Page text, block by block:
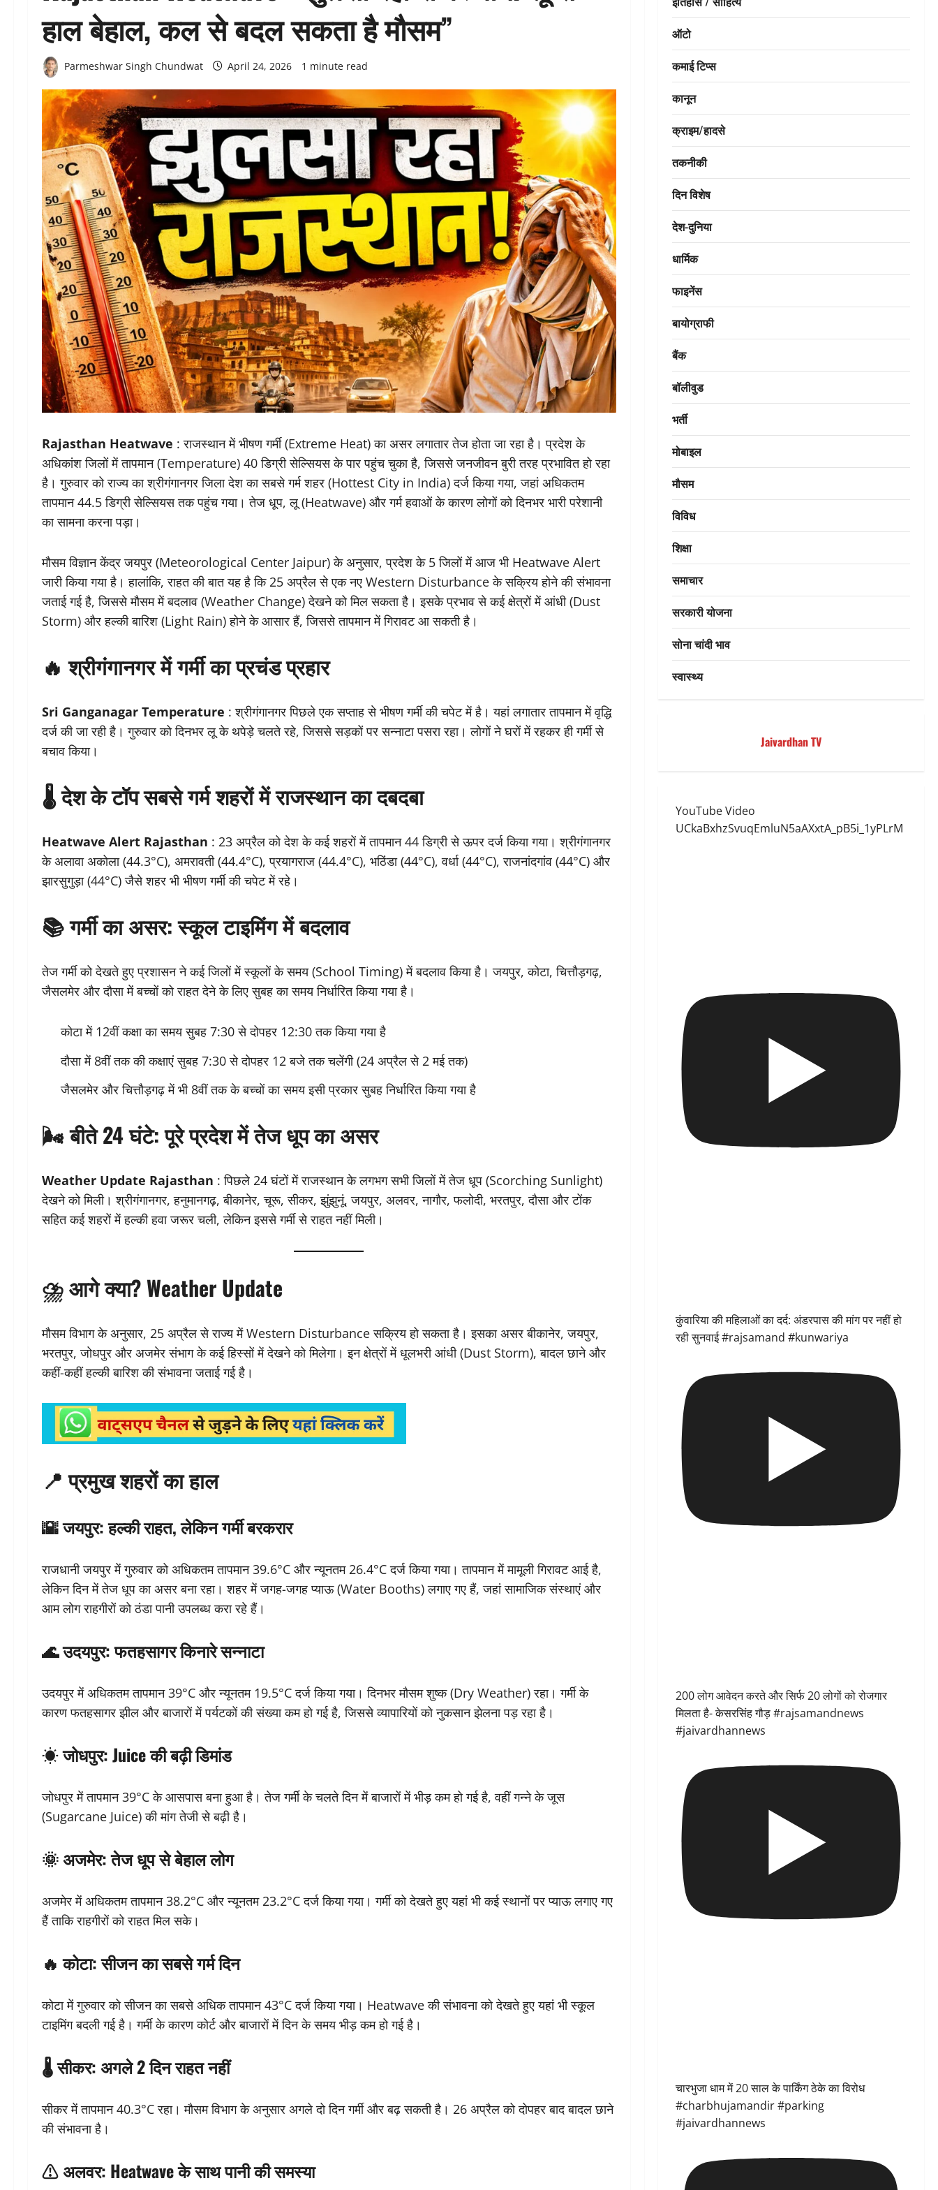
हाल बेहाल, कल से बदल सकता है मौसम”
Parmeshwar Singh Chundwat April 24, 2026 1 minute read
Rajasthan Heatwave : राजस्थान में भीषण गर्मी (Extreme Heat) का असर लगातार तेज होता जा रहा है। प्रदेश के
अधिकांश जिलों में तापमान (Temperature) 40 डिग्री सेल्सियस के पार पहुंच चुका है, जिससे जनजीवन बुरी तरह प्रभावित हो रहा
है। गुरुवार को राज्य का श्रीगंगानगर जिला देश का सबसे गर्म शहर (Hottest City in India) दर्ज किया गया, जहां अधिकतम
तापमान 44.5 डिग्री सेल्सियस तक पहुंच गया। तेज धूप, लू (Heatwave) और गर्म हवाओं के कारण लोगों को दिनभर भारी परेशानी
का सामना करना पड़ा।
मौसम विज्ञान केंद्र जयपुर (Meteorological Center Jaipur) के अनुसार, प्रदेश के 5 जिलों में आज भी Heatwave Alert
जारी किया गया है। हालांकि, राहत की बात यह है कि 25 अप्रैल से एक नए Western Disturbance के सक्रिय होने की संभावना
जताई गई है, जिससे मौसम में बदलाव (Weather Change) देखने को मिल सकता है। इसके प्रभाव से कई क्षेत्रों में आंधी (Dust
Storm) और हल्की बारिश (Light Rain) होने के आसार हैं, जिससे तापमान में गिरावट आ सकती है।
🔥 श्रीगंगानगर में गर्मी का प्रचंड प्रहार
Sri Ganganagar Temperature : श्रीगंगानगर पिछले एक सप्ताह से भीषण गर्मी की चपेट में है। यहां लगातार तापमान में वृद्धि
दर्ज की जा रही है। गुरुवार को दिनभर लू के थपेड़े चलते रहे, जिससे सड़कों पर सन्नाटा पसरा रहा। लोगों ने घरों में रहकर ही गर्मी से
बचाव किया।
🌡️ देश के टॉप सबसे गर्म शहरों में राजस्थान का दबदबा
Heatwave Alert Rajasthan : 23 अप्रैल को देश के कई शहरों में तापमान 44 डिग्री से ऊपर दर्ज किया गया। श्रीगंगानगर
के अलावा अकोला (44.3°C), अमरावती (44.4°C), प्रयागराज (44.4°C), भठिंडा (44°C), वर्धा (44°C), राजनांदगांव (44°C) और
झारसुगुड़ा (44°C) जैसे शहर भी भीषण गर्मी की चपेट में रहे।
📚 गर्मी का असर: स्कूल टाइमिंग में बदलाव
तेज गर्मी को देखते हुए प्रशासन ने कई जिलों में स्कूलों के समय (School Timing) में बदलाव किया है। जयपुर, कोटा, चित्तौड़गढ़,
जैसलमेर और दौसा में बच्चों को राहत देने के लिए सुबह का समय निर्धारित किया गया है।
कोटा में 12वीं कक्षा का समय सुबह 7:30 से दोपहर 12:30 तक किया गया है
दौसा में 8वीं तक की कक्षाएं सुबह 7:30 से दोपहर 12 बजे तक चलेंगी (24 अप्रैल से 2 मई तक)
जैसलमेर और चित्तौड़गढ़ में भी 8वीं तक के बच्चों का समय इसी प्रकार सुबह निर्धारित किया गया है
🌬️ बीते 24 घंटे: पूरे प्रदेश में तेज धूप का असर
Weather Update Rajasthan : पिछले 24 घंटों में राजस्थान के लगभग सभी जिलों में तेज धूप (Scorching Sunlight)
देखने को मिली। श्रीगंगानगर, हनुमानगढ़, बीकानेर, चूरू, सीकर, झुंझुनूं, जयपुर, अलवर, नागौर, फलोदी, भरतपुर, दौसा और टोंक
सहित कई शहरों में हल्की हवा जरूर चली, लेकिन इससे गर्मी से राहत नहीं मिली।
⛈️ आगे क्या? Weather Update
मौसम विभाग के अनुसार, 25 अप्रैल से राज्य में Western Disturbance सक्रिय हो सकता है। इसका असर बीकानेर, जयपुर,
भरतपुर, जोधपुर और अजमेर संभाग के कई हिस्सों में देखने को मिलेगा। इन क्षेत्रों में धूलभरी आंधी (Dust Storm), बादल छाने और
कहीं-कहीं हल्की बारिश की संभावना जताई गई है।
📍 प्रमुख शहरों का हाल
🌇 जयपुर: हल्की राहत, लेकिन गर्मी बरकरार
राजधानी जयपुर में गुरुवार को अधिकतम तापमान 39.6°C और न्यूनतम 26.4°C दर्ज किया गया। तापमान में मामूली गिरावट आई है,
लेकिन दिन में तेज धूप का असर बना रहा। शहर में जगह-जगह प्याऊ (Water Booths) लगाए गए हैं, जहां सामाजिक संस्थाएं और
आम लोग राहगीरों को ठंडा पानी उपलब्ध करा रहे हैं।
🌊 उदयपुर: फतहसागर किनारे सन्नाटा
उदयपुर में अधिकतम तापमान 39°C और न्यूनतम 19.5°C दर्ज किया गया। दिनभर मौसम शुष्क (Dry Weather) रहा। गर्मी के
कारण फतहसागर झील और बाजारों में पर्यटकों की संख्या कम हो गई है, जिससे व्यापारियों को नुकसान झेलना पड़ रहा है।
☀️ जोधपुर: Juice की बढ़ी डिमांड
जोधपुर में तापमान 39°C के आसपास बना हुआ है। तेज गर्मी के चलते दिन में बाजारों में भीड़ कम हो गई है, वहीं गन्ने के जूस
(Sugarcane Juice) की मांग तेजी से बढ़ी है।
🌞 अजमेर: तेज धूप से बेहाल लोग
अजमेर में अधिकतम तापमान 38.2°C और न्यूनतम 23.2°C दर्ज किया गया। गर्मी को देखते हुए यहां भी कई स्थानों पर प्याऊ लगाए गए
हैं ताकि राहगीरों को राहत मिल सके।
🔥 कोटा: सीजन का सबसे गर्म दिन
कोटा में गुरुवार को सीजन का सबसे अधिक तापमान 43°C दर्ज किया गया। Heatwave की संभावना को देखते हुए यहां भी स्कूल
टाइमिंग बदली गई है। गर्मी के कारण कोर्ट और बाजारों में दिन के समय भीड़ कम हो गई है।
🌡️ सीकर: अगले 2 दिन राहत नहीं
सीकर में तापमान 40.3°C रहा। मौसम विभाग के अनुसार अगले दो दिन गर्मी और बढ़ सकती है। 26 अप्रैल को दोपहर बाद बादल छाने
की संभावना है।
⚠️ अलवर: Heatwave के साथ पानी की समस्या
ऑटो
कमाई टिप्स
कानून
क्राइम/हादसे
तकनीकी
दिन विशेष
देश-दुनिया
धार्मिक
फाइनेंस
बायोग्राफी
बैंक
बॉलीवुड
भर्ती
मोबाइल
मौसम
विविध
शिक्षा
समाचार
सरकारी योजना
सोना चांदी भाव
स्वास्थ्य
Jaivardhan TV
YouTube Video
UCkaBxhzSvuqEmluN5aAXxtA_pB5i_1yPLrM
कुंवारिया की महिलाओं का दर्द: अंडरपास की मांग पर नहीं हो
रही सुनवाई #rajsamand #kunwariya
200 लोग आवेदन करते और सिर्फ 20 लोगों को रोजगार
मिलता है- केसरसिंह गौड़ #rajsamandnews
#jaivardhannews
चारभुजा धाम में 20 साल के पार्किंग ठेके का विरोध
#charbhujamandir #parking
#jaivardhannews